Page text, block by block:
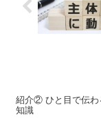
紹介② ひと目で伝わ
知識